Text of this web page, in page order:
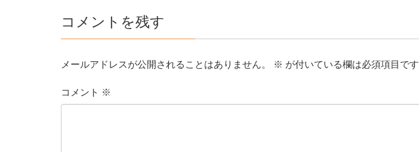
コメントを残す
メールアドレスが公開されることはありません。 ※ が付いている欄は必須項目です
コメント ※